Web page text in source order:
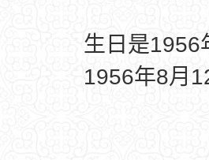
生日是1956
1956年8月